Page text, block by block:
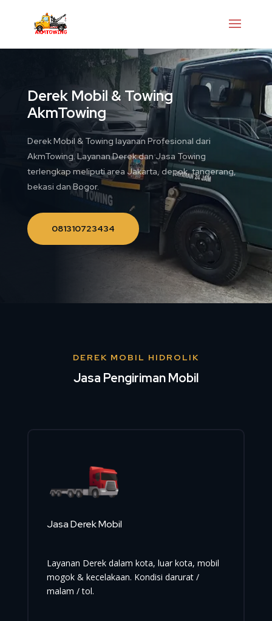
Derek Mobil & Towing
AkmTowing
Derek Mobil & Towing layanan Profesional dari
AkmTowing. Layanan Derek dan Jasa Towing
terlengkap meliputi area Jakarta, depok, tangerang,
bekasi dan Bogor.
081310723434
DEREK MOBIL HIDROLIK
Jasa Pengiriman Mobil
Jasa Derek Mobil
Layanan Derek dalam kota, luar kota, mobil
mogok & kecelakaan. Kondisi darurat /
malam / tol.